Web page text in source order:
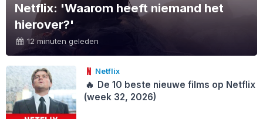
Netflix: 'Waarom heeft niemand het
hierover?'
12 minuten geleden
Netflix
🔥 De 10 beste nieuwe films op Netflix
(week 32, 2026)